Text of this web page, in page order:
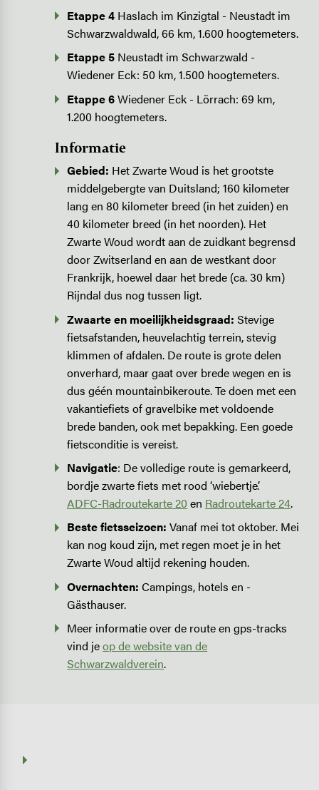
Etappe 4 Haslach im Kinzigtal - Neustadt im
Schwarzwaldwald, 66 km, 1.600 hoogtemeters.
Etappe 5 Neustadt im Schwarzwald -
Wiedener Eck: 50 km, 1.500 hoogtemeters.
Etappe 6Wiedener Eck - Lörrach: 69 km,
1.200 hoogtemeters.
Informatie
Gebied: Het Zwarte Woud is het grootste
middelgebergte van Duitsland; 160 kilometer
lang en 80 kilometer breed (in het zuiden) en
40 kilometer breed (in het noorden). Het
Zwarte Woud wordt aan de zuidkant begrensd
door Zwitserland en aan de westkant door
Frankrijk, hoewel daar het brede (ca. 30 km)
Rijndal dus nog tussen ligt.
Zwaarte en moeilijkheidsgraad: Stevige
fietsafstanden, heuvelachtig terrein, stevig
klimmen of afdalen. De route is grote delen
onverhard, maar gaat over brede wegen en is
dus géén mountainbikeroute. Te doen met een
vakantiefiets of gravelbike met voldoende
brede banden, ook met bepakking. Een goede
fietsconditie is vereist.
Navigatie: De volledige route is ­gemarkeerd,
bordje zwarte fiets met rood ‘wiebertje’.
ADFC-­Radroutekarte 20 en Radroutekarte 24.
Beste fietsseizoen: Vanaf mei tot oktober. Mei
kan nog koud zijn, met regen moet je in het
Zwarte Woud altijd rekening houden.
Overnachten: Campings, hotels en ­
Gästhauser.
Meer informatie over de route en gps-tracks
vind jeop de website van de
Schwarzwaldverein.